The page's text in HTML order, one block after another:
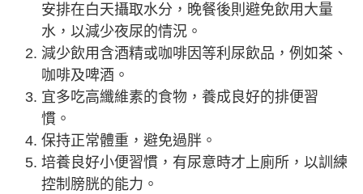
安排在白天攝取水分，晚餐後則避免飲用大量
水，以減少夜尿的情況。
減少飲用含酒精或咖啡因等利尿飲品，例如茶、
咖啡及啤酒。
宜多吃高纖維素的食物，養成良好的排便習
慣。
保持正常體重，避免過胖。
培養良好小便習慣，有尿意時才上廁所，以訓練
控制膀胱的能力。